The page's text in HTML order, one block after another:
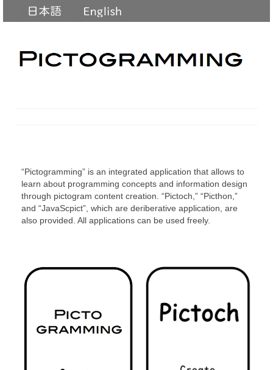
“Pictogramming” is an integrated application that allows to
learn about programming concepts and information design
through pictogram content creation. “Pictoch,” “Picthon,”
and “JavaScpict”, which are deriberative application, are
also provided. All applications can be used freely.